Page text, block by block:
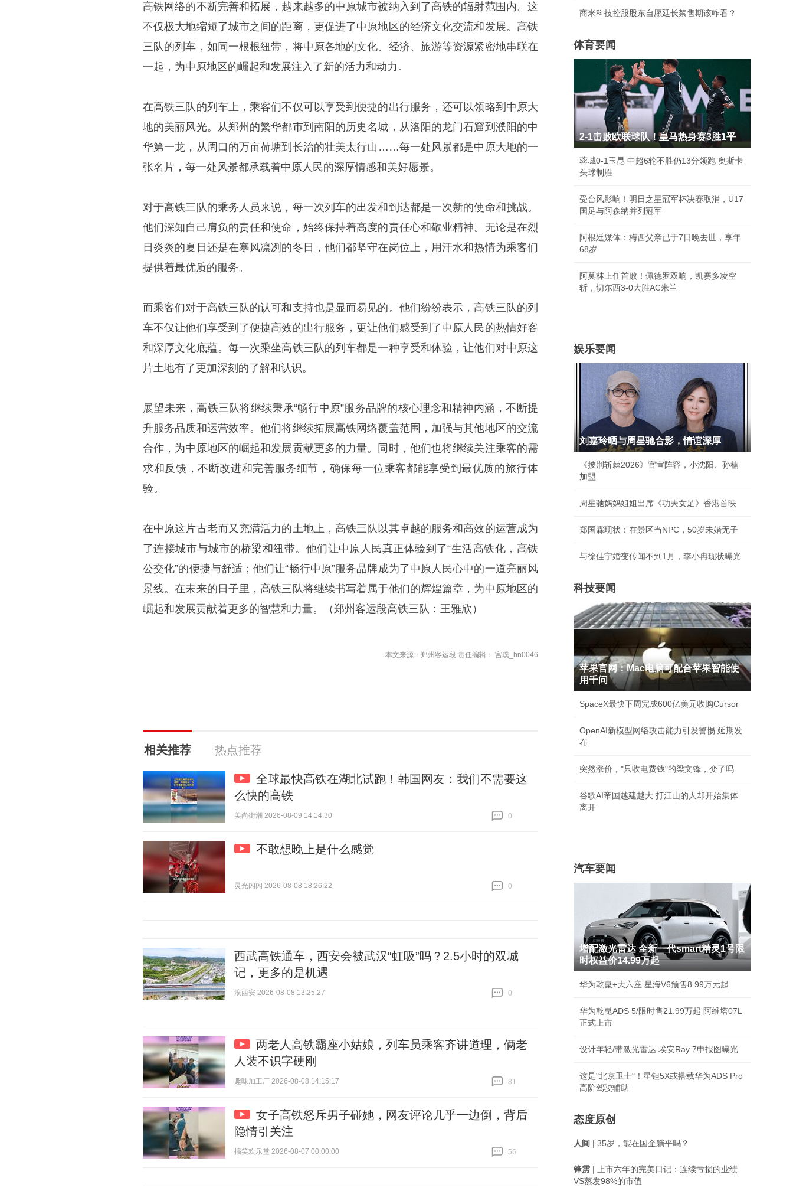
高铁网络的不断完善和拓展，越来越多的中原城市被纳入到了高铁的辐射范围内。这
不仅极大地缩短了城市之间的距离，更促进了中原地区的经济文化交流和发展。高铁
三队的列车，如同一根根纽带，将中原各地的文化、经济、旅游等资源紧密地串联在
一起，为中原地区的崛起和发展注入了新的活力和动力。
在高铁三队的列车上，乘客们不仅可以享受到便捷的出行服务，还可以领略到中原大
地的美丽风光。从郑州的繁华都市到南阳的历史名城，从洛阳的龙门石窟到濮阳的中
华第一龙，从周口的万亩荷塘到长治的壮美太行山……每一处风景都是中原大地的一
张名片，每一处风景都承载着中原人民的深厚情感和美好愿景。
对于高铁三队的乘务人员来说，每一次列车的出发和到达都是一次新的使命和挑战。
他们深知自己肩负的责任和使命，始终保持着高度的责任心和敬业精神。无论是在烈
日炎炎的夏日还是在寒风凛冽的冬日，他们都坚守在岗位上，用汗水和热情为乘客们
提供着最优质的服务。
而乘客们对于高铁三队的认可和支持也是显而易见的。他们纷纷表示，高铁三队的列
车不仅让他们享受到了便捷高效的出行服务，更让他们感受到了中原人民的热情好客
和深厚文化底蕴。每一次乘坐高铁三队的列车都是一种享受和体验，让他们对中原这
片土地有了更加深刻的了解和认识。
展望未来，高铁三队将继续秉承“畅行中原”服务品牌的核心理念和精神内涵，不断提
升服务品质和运营效率。他们将继续拓展高铁网络覆盖范围，加强与其他地区的交流
合作，为中原地区的崛起和发展贡献更多的力量。同时，他们也将继续关注乘客的需
求和反馈，不断改进和完善服务细节，确保每一位乘客都能享受到最优质的旅行体
验。
在中原这片古老而又充满活力的土地上，高铁三队以其卓越的服务和高效的运营成为
了连接城市与城市的桥梁和纽带。他们让中原人民真正体验到了“生活高铁化，高铁
公交化”的便捷与舒适；他们让“畅行中原”服务品牌成为了中原人民心中的一道亮丽风
景线。在未来的日子里，高铁三队将继续书写着属于他们的辉煌篇章，为中原地区的
崛起和发展贡献着更多的智慧和力量。（郑州客运段高铁三队：王雅欣）
本文来源：郑州客运段 责任编辑： 宫璞_hn0046
相关推荐 热点推荐
全球最快高铁在湖北试跑！韩国网友：我们不需要这
么快的高铁
美尚街潮 2026-08-09 14:14:30
0
不敢想晚上是什么感觉
灵光闪闪 2026-08-08 18:26:22
0
西武高铁通车，西安会被武汉“虹吸”吗？2.5小时的双城
记，更多的是机遇
浪西安 2026-08-08 13:25:27
0
两老人高铁霸座小姑娘，列车员乘客齐讲道理，俩老
人装不识字硬刚
趣味加工厂 2026-08-08 14:15:17
81
女子高铁怒斥男子碰她，网友评论几乎一边倒，背后
隐情引关注
搞笑欢乐堂 2026-08-07 00:00:00
56
商米科技控股股东自愿延长禁售期该咋看？
体育要闻
2-1击败欧联球队！皇马热身赛3胜1平
蓉城0-1玉昆 中超6轮不胜仍13分领跑 奥斯卡
头球制胜
受台风影响！明日之星冠军杯决赛取消，U17
国足与阿森纳并列冠军
阿根廷媒体：梅西父亲已于7日晚去世，享年
68岁
阿莫林上任首败！佩德罗双响，凯赛多凌空
斩，切尔西3-0大胜AC米兰
娱乐要闻
刘嘉玲晒与周星驰合影，情谊深厚
《披荆斩棘2026》官宣阵容，小沈阳、孙楠
加盟
周星驰妈妈姐姐出席《功夫女足》香港首映
郑国霖现状：在景区当NPC，50岁未婚无子
与徐佳宁婚变传闻不到1月，李小冉现状曝光
科技要闻
苹果官网：Mac电脑可配合苹果智能使
用千问
SpaceX最快下周完成600亿美元收购Cursor
OpenAI新模型网络攻击能力引发警惕 延期发
布
突然涨价，"只收电费钱"的梁文锋，变了吗
谷歌AI帝国越建越大 打江山的人却开始集体
离开
汽车要闻
增配激光雷达 全新一代smart精灵1号限
时权益价14.99万起
华为乾崑+大六座 星海V6预售8.99万元起
华为乾崑ADS 5/限时售21.99万起 阿维塔07L
正式上市
设计年轻/带激光雷达 埃安Ray 7申报图曝光
这是"北京卫士"！星钽5X或搭载华为ADS Pro
高阶驾驶辅助
态度原创
人间 | 35岁，能在国企躺平吗？
锋雳 | 上市六年的完美日记：连续亏损的业绩
VS蒸发98%的市值